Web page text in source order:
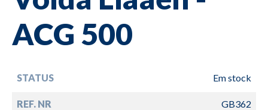
ACG 500
STATUS Em stock
REF. NR GB362